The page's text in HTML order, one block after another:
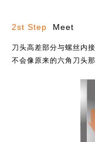
2st Step Meet
刀头高差部分与螺丝内
不会像原来的六角刀头